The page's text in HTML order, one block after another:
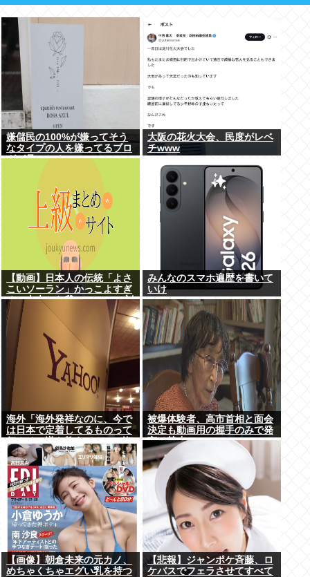
嫌儲民の100%が嫌ってそう
なタイプの人を嫌ってるブロ
グが見つかる
大阪の花火大会、民度がレベ
チwww
【動画】日本人の伝統「よさ
こいソーラン」かっこよすぎ
る。古来から我々のDNAに刻
まれた踊り
みんなのスマホ遍歴を書いて
いけ
海外「海外発祥なのに、今で
は日本で定着してるものって
何？その逆も教えて！」（海
外の反応）
被爆体験者、高市首相と面会
決定も動画用の握手のみで発
言は禁止www
【画像】朝倉未来の元カノ、
めちゃくちゃエグい乳を持つ
【悲報】ジャンポケ斉藤、ロ
ケバスでフェラさせてすべて